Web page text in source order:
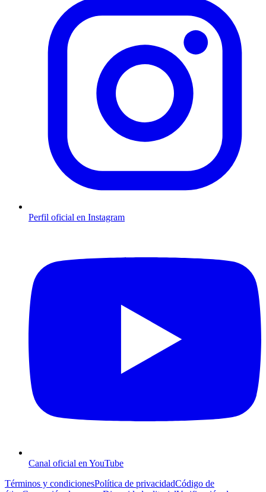
Perfil oficial en Instagram
Canal oficial en YouTube
Términos y condicionesPolítica de privacidadCódigo de